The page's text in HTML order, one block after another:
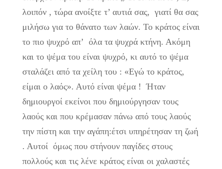
λοιπόν , τώρα ανοίξτε τ’ αυτιά σας, γιατί θα σας
μιλήσω για το θάνατο των λαών. Το κράτος είναι
το πιο ψυχρό απ’ όλα τα ψυχρά κτήνη. Ακόμη
και το ψέμα του είναι ψυχρό, κι αυτό το ψέμα
σταλάζει από τα χείλη του : «Εγώ το κράτος,
είμαι ο λαός». Αυτό είναι ψέμα ! Ήταν
δημιουργοί εκείνοι που δημιούργησαν τους
λαούς και που κρέμασαν πάνω από τους λαούς
την πίστη και την αγάπη:έτσι υπηρέτησαν τη ζωή
. Αυτοί όμως που στήνουν παγίδες στους
πολλούς και τις λένε κράτος είναι οι χαλαστές